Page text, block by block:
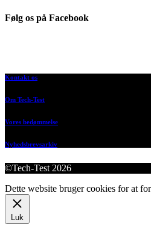
Følg os på Facebook
Kontakt os
Om Tech-Test
Vores bedømmelse
Nyhedsbrevsarkiv
©Tech-Test 2026
Dette website bruger cookies for at
Luk